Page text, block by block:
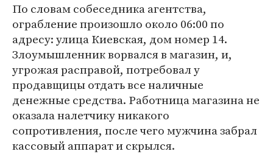
По словам собеседника агентства,
ограбление произошло около 06:00 по
адресу: улица Киевская, дом номер 14.
Злоумышленник ворвался в магазин, и,
угрожая расправой, потребовал у
продавщицы отдать все наличные
денежные средства. Работница магазина не
оказала налетчику никакого
сопротивления, после чего мужчина забрал
кассовый аппарат и скрылся.